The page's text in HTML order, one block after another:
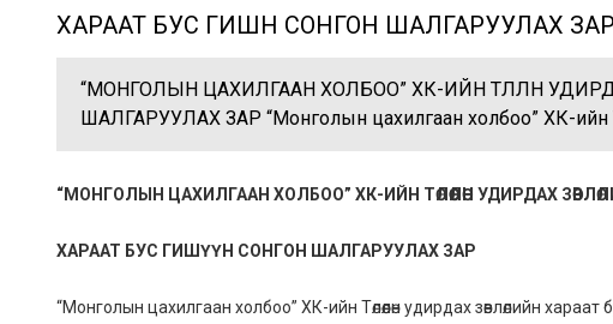
ХАРААТ БУС ГИШҮҮН СОНГОН ШАЛГАРУУЛАХ ЗАР
“МОНГОЛЫН ЦАХИЛГААН ХОЛБОО” ХК-ИЙН ТӨЛӨӨЛӨН
ШАЛГАРУУЛАХ ЗАР “Монголын цахилгаан холбоо” ХК-ийн
“МОНГОЛЫН ЦАХИЛГААН ХОЛБОО” ХК-ИЙН ТӨЛӨӨЛӨН УДИРДАХ
ХАРААТ БУС ГИШҮҮН СОНГОН ШАЛГАРУУЛАХ ЗАР
“Монголын цахилгаан холбоо” ХК-ийн Төлөөлөн удирдах зөвлөлийн